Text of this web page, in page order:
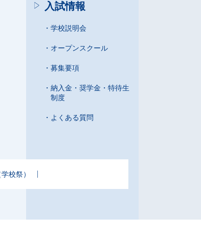
入試情報
学校説明会
オープンスクール
募集要項
納入金・奨学金・特待生
制度
よくある質問
校祭）